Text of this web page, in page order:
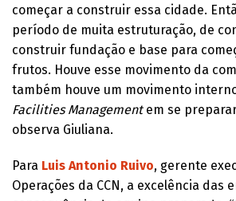
começar a construir essa cidade.
período de muita estruturação, de
construir fundação e base para
frutos. Houve esse movimento da
também houve um movimento
Facilities Management em se
observa Giuliana.
Para Luis Antonio Ruivo, gerente
Operações da CCN, a excelência das